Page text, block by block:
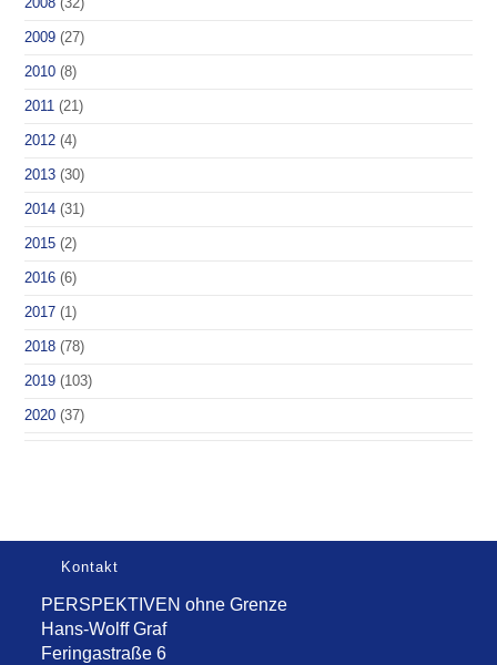
2009 (27)
2010 (8)
2011 (21)
2012 (4)
2013 (30)
2014 (31)
2015 (2)
2016 (6)
2017 (1)
2018 (78)
2019 (103)
2020 (37)
Kontakt
PERSPEKTIVEN ohne Grenze
Hans-Wolff Graf
Feringastraße 6